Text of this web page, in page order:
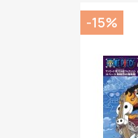
-15%